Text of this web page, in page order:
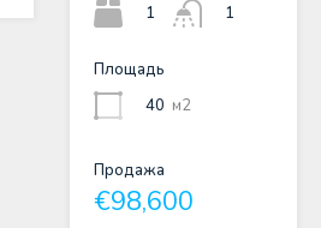
1
1
Площадь
40 м2
Продажа
€98,600